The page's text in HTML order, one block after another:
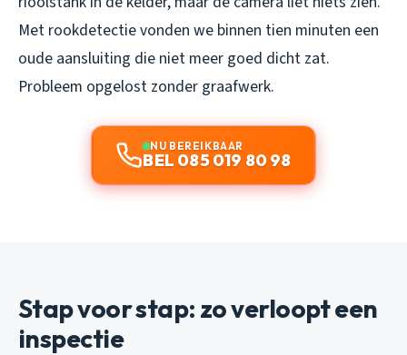
Met rookdetectie vonden we binnen tien minuten een
oude aansluiting die niet meer goed dicht zat.
Probleem opgelost zonder graafwerk.
NU BEREIKBAAR
BEL 085 019 80 98
Stap voor stap: zo verloopt een
inspectie